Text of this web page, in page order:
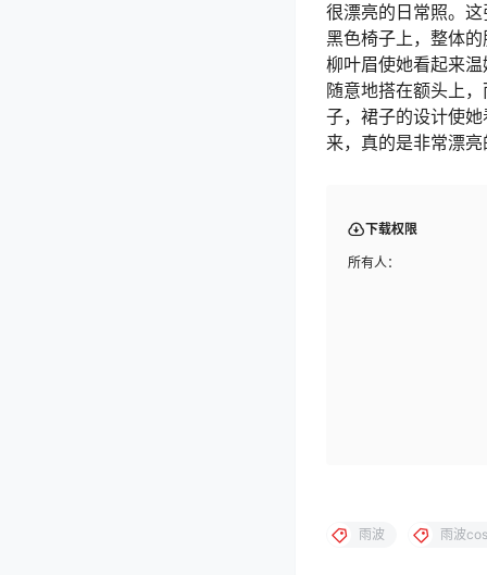
很漂亮的日常照。
黑色椅子上，整体
柳叶眉使她看起来
随意地搭在额头上
子，裙子的设计使
来，真的是非常漂
下载权限
所有人：
雨波 雨波cos